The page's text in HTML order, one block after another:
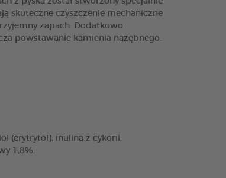
skuteczne czyszczenie mechaniczne
zapach. Dodatkowo
powstawanie kamienia nazębnego.
(erytrytol), inulina z cykorii,
1,8%.